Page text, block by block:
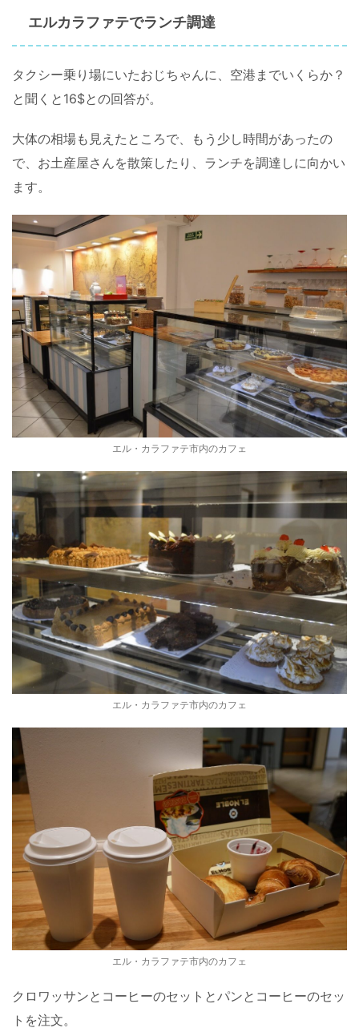
エルカラファテでランチ調達
タクシー乗り場にいたおじちゃんに、空港までいくらか？
と聞くと16$との回答が。
大体の相場も見えたところで、もう少し時間があったの
で、お土産屋さんを散策したり、ランチを調達しに向かい
ます。
エル・カラファテ市内のカフェ
エル・カラファテ市内のカフェ
エル・カラファテ市内のカフェ
クロワッサンとコーヒーのセットとパンとコーヒーのセッ
トを注文。